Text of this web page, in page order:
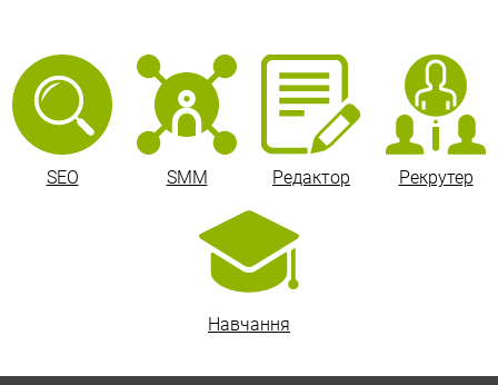
SEO SMM Редактор Рекрутер
Навчання